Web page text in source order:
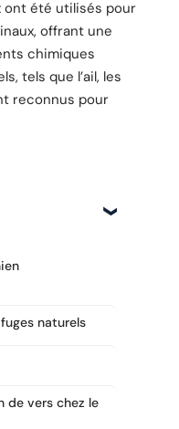
ont été utilisés pour
offrant une
chimiques
tels que l’ail, les
reconnus pour
naturels
de vers chez le